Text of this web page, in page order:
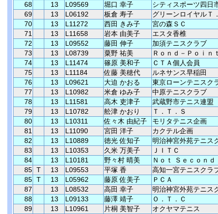
68
13 L09569 堀口 幸子
シティスポーツ四日
69
13 L06192 板倉 寿子
グリーンロイヤルＴ
70
13 L11272 西田 きみ子
宮の森ＳＣ
71
13 L11658 岩本 由美子
エスタ香椎
72
13 L09552 藤田 伸子
加須テニスクラブ
73
13 L08739 粟野 祐美
Ｒｏｎｄ－Ｐｏｉｎ
74
13 L11474 篠原 美和子
ＣＴＡ個人会員
75
13 L11184 佐藤 美穂代
ルネサンス早稲田
76
13 L09621 大迫 かおる
東京ローンテニスク
77
13 L10982 米倉 ゆみ子
中原テニスクラブ
78
13 L11581 高木 吏津子
武蔵野市テニス連盟
79
13 L10782 舩津 かおり
Ｔ．Ｔ．Ｓ
80
13 L10311 佐々木 由紀子
モリタテニス企画
81
13 L11090 宮田 洋子
カクテル企画
82
13 L10889 徳光 佐知子
明治神宮外苑テニス
83
13 L10353 久米 万美子
ＪＩＴＣ
84
13 L10181 野々村 晴美
Ｎｏｔ Ｓｅｃｏｎｄ
85 T 13 L09553 平塚 香
高知一宮テニスクラ
85 T 13 L05962 藤原 佐美子
ＰＣＡ
87
13 L08532 高田 幸子
明治神宮外苑テニス
88
13 L09133 藤澤 靖子
Ｏ．Ｔ．Ｃ
89
13 L10961 片桐 美智子
オクヤマテニス